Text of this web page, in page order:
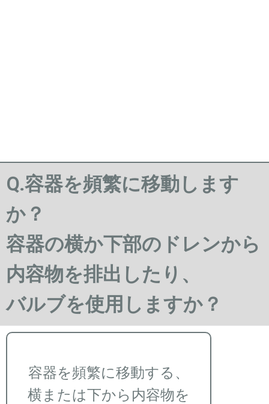
Q.容器を頻繁に移動します
か？
容器の横か下部のドレンから
内容物を排出したり、
バルブを使用しますか？
容器を頻繁に移動する、
横または下から内容物を